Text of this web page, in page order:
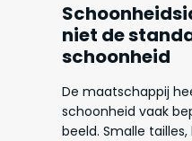
niet de
schoonheid
De maatschappij
schoonheid vaak
beeld. Smalle